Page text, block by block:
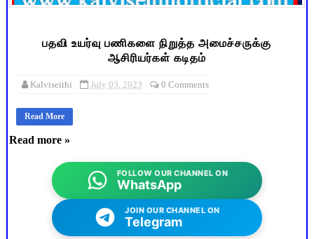
பதவி உயர்வு பணிகளை நிறுத்த அமைச்சருக்கு
ஆசிரியர்கள் கடிதம்
Kalviseithi July 03, 2023 0 Comments
Read More
Read more »
FOLLOW OUR CHANNEL ON
WhatsApp
JOIN OUR CHANNEL ON
Telegram